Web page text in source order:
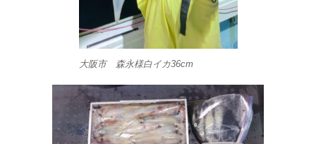
大阪市 森永様白イカ36cm